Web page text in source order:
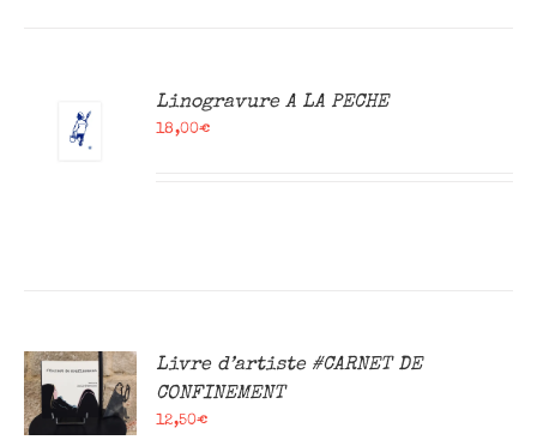
Linogravure A LA PECHE
18,00€
Livre d’artiste #CARNET DE
CONFINEMENT
12,50€